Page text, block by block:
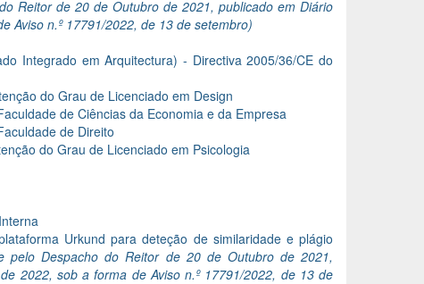
Reitor de 20 de Outubro de 2021, publicado em Diário
Aviso n.º 17791/2022, de 13 de setembro)
Integrado em Arquitectura) - Directiva 2005/36/CE do
do Grau de Licenciado em Design
de Ciências da Economia e da Empresa
de Direito
do Grau de Licenciado em Psicologia
Urkund para deteção de similaridade e plágio
pelo Despacho do Reitor de 20 de Outubro de 2021,
2022, sob a forma de Aviso n.º 17791/2022, de 13 de